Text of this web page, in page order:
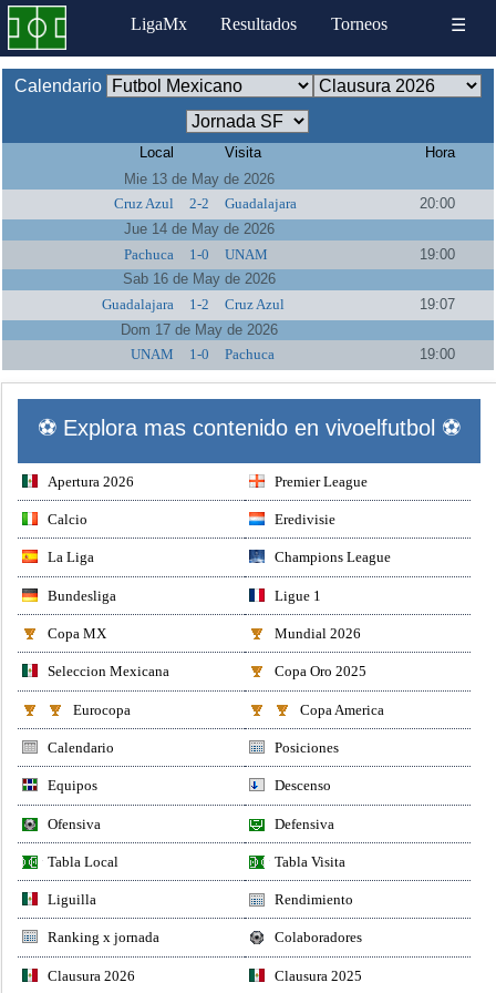
LigaMx Resultados Torneos ☰
Calendario
Local Visita
Hora
Mie 13 de May de 2026
Cruz Azul
2-2 Guadalajara
20:00
Jue 14 de May de 2026
Pachuca
1-0 UNAM
19:00
Sab 16 de May de 2026
Guadalajara
1-2 Cruz Azul
19:07
Dom 17 de May de 2026
UNAM
1-0 Pachuca 19:00
⚽ Explora mas contenido en vivoelfutbol ⚽
Apertura 2026 Premier League
Calcio Eredivisie
La Liga Champions League
Bundesliga Ligue 1
Copa MX Mundial 2026
Seleccion Mexicana Copa Oro 2025
Eurocopa Copa America
Calendario Posiciones
Equipos Descenso
Ofensiva Defensiva
Tabla Local Tabla Visita
Liguilla Rendimiento
Ranking x jornada Colaboradores
Clausura 2026 Clausura 2025